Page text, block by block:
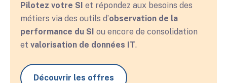
Pilotez votre SI et répondez aux besoins des
métiers via des outils d’observation de la
performance du SI ou encore de consolidation
et valorisation de données IT.
Découvrir les offres